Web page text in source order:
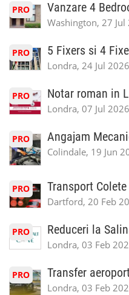
PRO Vanzare 4
Washington, 27
PRO 5 Fixers si 4
Londra, 24 Jul
PRO Notar roman in
Londra, 07 Jul
PRO Angajam
Colindale, 19 Jun
PRO Transport
Dartford, 20 Feb
PRO Reduceri la
Londra, 03 Feb
PRO Transfer
Londra, 03 Feb